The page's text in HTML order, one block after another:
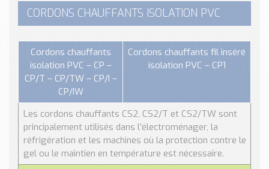
CORDONS CHAUFFANTS ISOLATION PVC
Cordons chauffants
isolation PVC – CP –
CP/T – CP/TW – CP/I –
CP/IW
Cordons chauffants fil inséré
isolation PVC – CP1
Les cordons chauffants CS2, CS2/T et CS2/TW sont
principalement utilisés dans l’électroménager, la
réfrigération et les machines où la protection contre le
gel ou le maintien en température est nécessaire.